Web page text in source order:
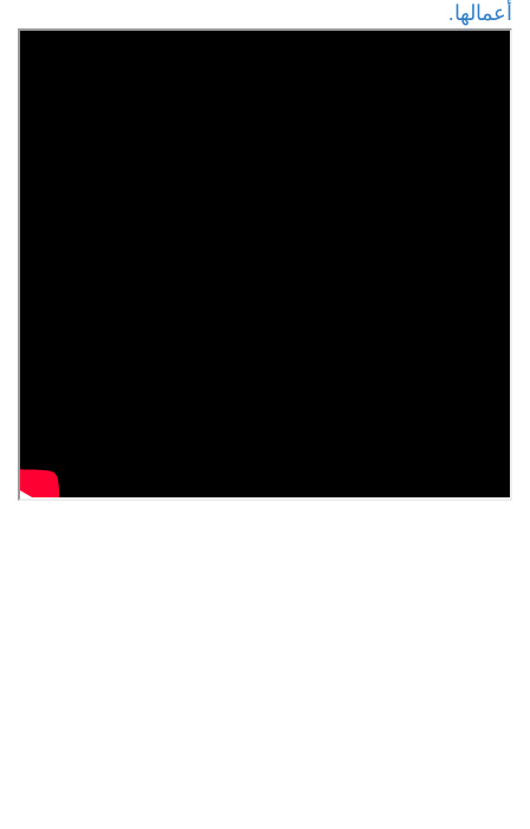
أعمالها.